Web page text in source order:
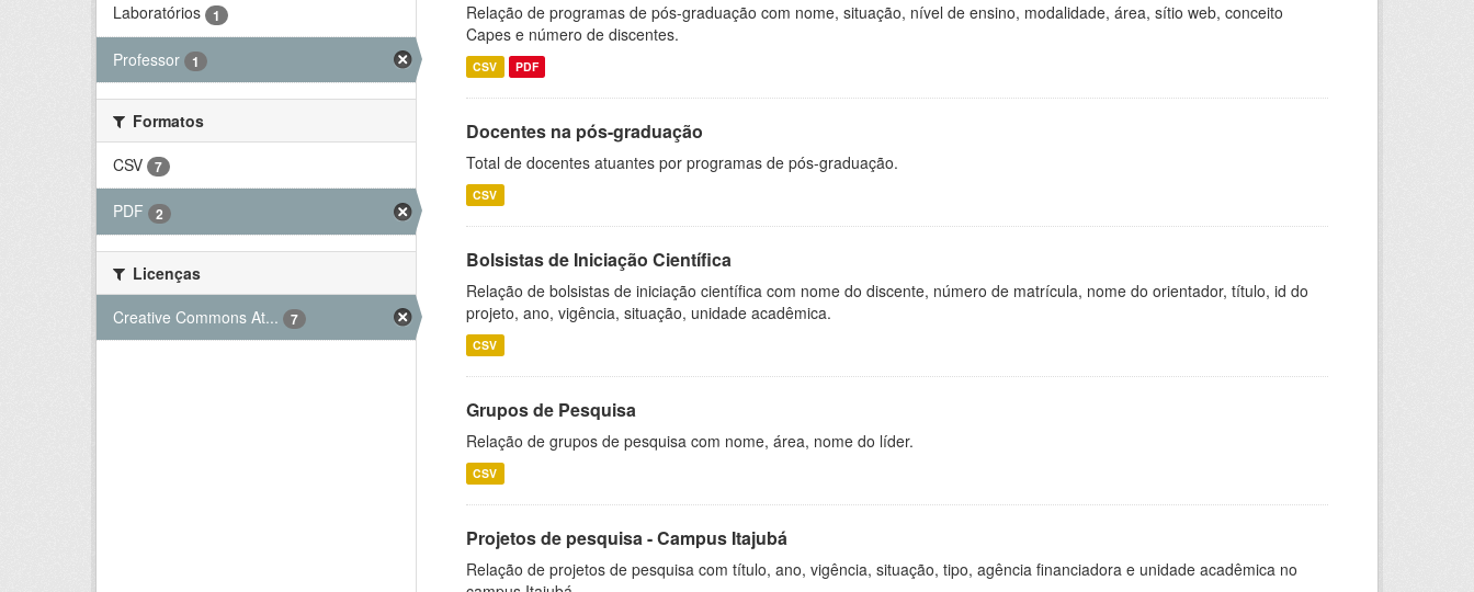
Laboratórios 1
Professor 1
Formatos
CSV
7
PDF 2
Licenças
Creative Commons At...
7
Relação de programas de pós-graduação com nome, situação, nível de ensino, modalidade, área, sítio web, conceito
Capes e número de discentes.
CSV PDF
Docentes na pós-graduação
Total de docentes atuantes por programas de pós-graduação.
CSV
Bolsistas de Iniciação Científica
Relação de bolsistas de iniciação científica com nome do discente, número de matrícula, nome do orientador, título, id do
projeto, ano, vigência, situação, unidade acadêmica.
CSV
Grupos de Pesquisa
Relação de grupos de pesquisa com nome, área, nome do líder.
CSV
Projetos de pesquisa - Campus Itajubá
Relação de projetos de pesquisa com título, ano, vigência, situação, tipo, agência financiadora e unidade acadêmica no